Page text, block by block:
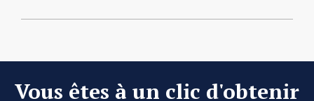
Vous êtes à un clic d'obtenir